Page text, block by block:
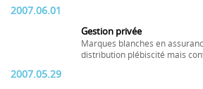
2007.06.01
Gestion privée
Marques blanches en
distribution plébiscité mais
2007.05.29